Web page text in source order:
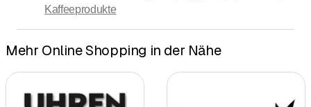
Kaffeeprodukte
Mehr Online Shopping in der Nähe